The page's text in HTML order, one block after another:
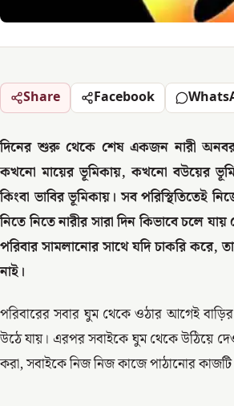
Share Facebook
দিনের শুরু থেকে শেষ একজন নারী
কখনো মায়ের ভূমিকায়, কখনো বউয়ের
কিংবা ভাবির ভূমিকায়। সব পরিস্থিতিতেই
নিতে নিতে নারীর সারা দিন কিভাবে চলে
পরিবার সামলানোর সাথে যদি চাকরি
নাই।
পরিবারের সবার ঘুম থেকে ওঠার আগেই
উঠে যায়। এরপর সবাইকে ঘুম থেকে উঠিয়ে
করা, সবাইকে নিজ নিজ কাজে পাঠানোর কাজটি